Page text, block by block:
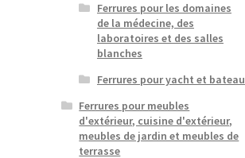
Ferrures pour les domaines
de la médecine, des
laboratoires et des salles
blanches
Ferrures pour yacht et bateau
Ferrures pour meubles
d'extérieur, cuisine d'extérieur,
meubles de jardin et meubles de
terrasse